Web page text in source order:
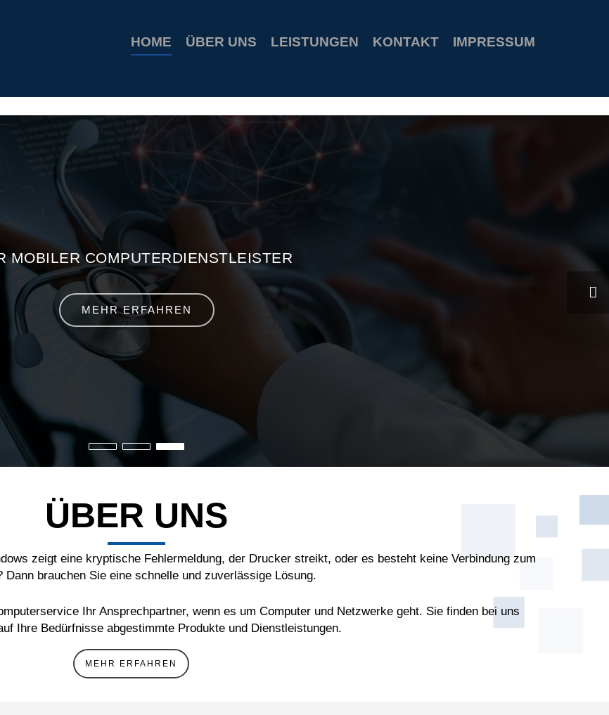
HOME ÜBER UNS LEISTUNGEN KONTAKT IMPRESSUM
MOBILER COMPUTERDIENSTLEISTER
MEHR ERFAHREN
ÜBER UNS
zeigt eine kryptische Fehlermeldung, der Drucker streikt, oder es besteht keine Verbindung zum
Dann brauchen Sie eine schnelle und zuverlässige Lösung.
Ihr Ansprechpartner, wenn es um Computer und Netzwerke geht. Sie finden bei uns
Ihre Bedürfnisse abgestimmte Produkte und Dienstleistungen.
MEHR ERFAHREN